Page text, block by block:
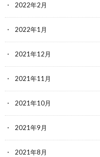
2022年2月
2022年1月
2021年12月
2021年11月
2021年10月
2021年9月
2021年8月